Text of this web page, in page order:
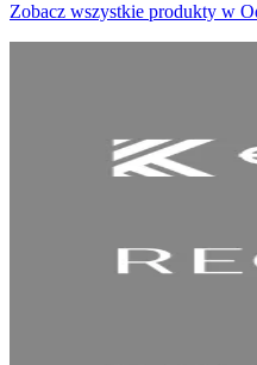
Zobacz wszystkie produkty w